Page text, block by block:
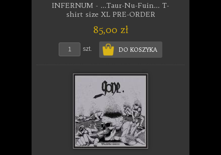
INFERNUM - ...Taur-Nu-Fuin... T-
shirt size XL PRE-ORDER
85,00 zł
szt. DO KOSZYKA